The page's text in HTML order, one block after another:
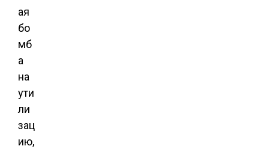
ая
бо
мб
а
на
ути
ли
зац
ию,